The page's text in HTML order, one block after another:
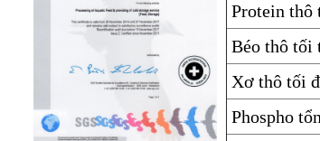
Protein thô
Béo thô tối
Xơ thô tối
Phospho